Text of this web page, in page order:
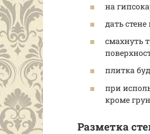
на
дать
смахнуть
плитка
при
кроме
Разметка